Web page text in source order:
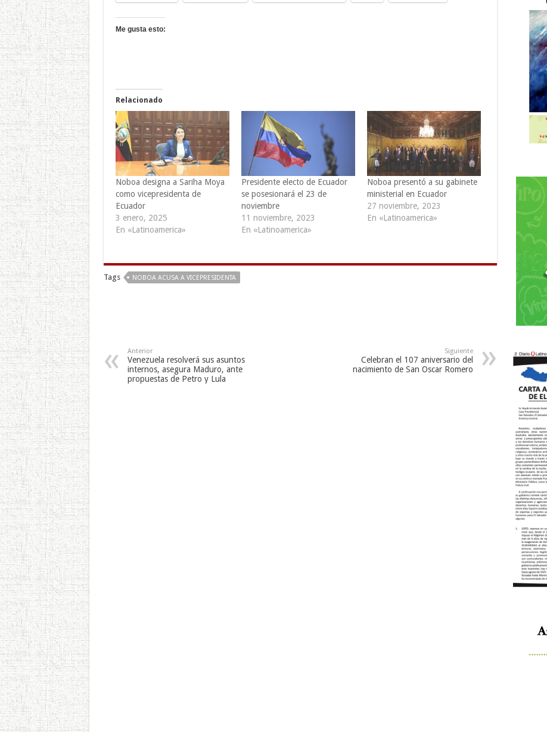
Me gusta esto:
Relacionado
Noboa designa a Sariha Moya
como vicepresidenta de
Ecuador
3 enero, 2025
En «Latinoamerica»
Presidente electo de Ecuador
se posesionará el 23 de
noviembre
11 noviembre, 2023
En «Latinoamerica»
Noboa presentó a su gabinete
ministerial en Ecuador
27 noviembre, 2023
En «Latinoamerica»
Tags NOBOA ACUSA A VICEPRESIDENTA
Anterior
Venezuela resolverá sus asuntos
internos, asegura Maduro, ante
propuestas de Petro y Lula
Siguiente
Celebran el 107 aniversario del
nacimiento de San Oscar Romero